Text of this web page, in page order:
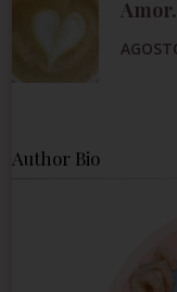
Author Bio